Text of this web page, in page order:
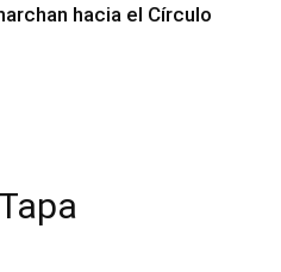
hacia el Círculo